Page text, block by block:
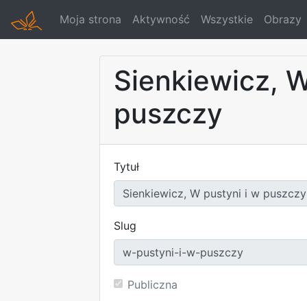
Moja strona Aktywność Wszystkie Obrazy
Sienkiewicz,
puszczy
Tytuł
Slug
Publiczna